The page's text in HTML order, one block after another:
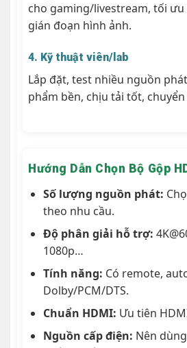
cho gaming/livestream, tối ưu
gián đoạn hình ảnh.
4. Kỹ thuật viên/lab
Lắp đặt, test nhiều nguồn
phẩm bền, chịu tải tốt,
Hướng Dẫn Chọn Bộ Gộp
Số lượng nguồn phát:
theo nhu cầu.
Độ phân giải hỗ trợ:
1080p…
Tính năng: Có remote,
Dolby/PCM/DTS.
Chuẩn HDMI: Ưu tiên
Nguồn cấp điện: Nên